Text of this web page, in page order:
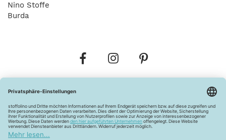
Nino Stoffe
Burda
Widerrufsbelehrung Vertrag widerrufen
Barrierefreiheitserklärung